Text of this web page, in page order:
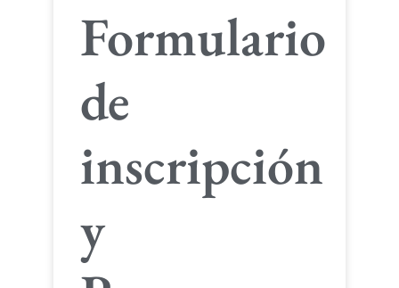
Formulario
de
inscripción
y